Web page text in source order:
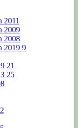
2011
2009
2008
2019 9
21
25